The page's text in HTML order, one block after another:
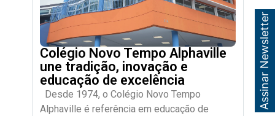
Colégio Novo Tempo Alphaville
une tradição, inovação e
educação de excelência
Desde 1974, o Colégio Novo Tempo
Alphaville é referência em educação de
Assinar Newsletter